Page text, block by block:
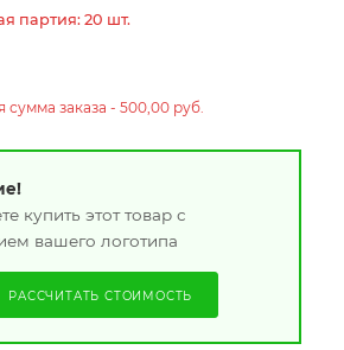
партия: 20 шт.
заказа - 500,00 руб.
купить этот товар с
вашего логотипа
РАССЧИТАТЬ СТОИМОСТЬ